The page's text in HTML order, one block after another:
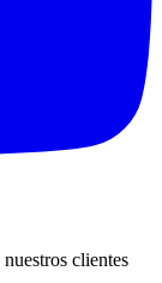
clientes